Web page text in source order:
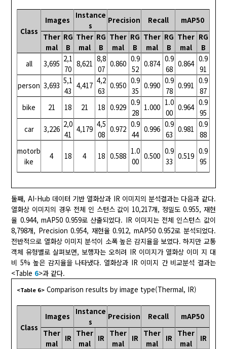
Class
Images
Instance
s
Precision Recall
mAP50
Ther
mal
RG
B
Ther
mal
RG
B
Ther
mal
RG
B
Ther
mal
RG
B
Ther
mal
RG
B
all
3,695
2,1
70
8,621
8,8
07
0.860
0.9
52
0.874
0.9
68
0.864
0.9
91
person 3,693
5,1
43
4,417
4,2
63
0.950
0.9
35
0.990
0.9
78
0.991
0.9
87
bike
21 18 21 18 0.929
0.9
28
1.000
1.0
00
0.964
0.9
95
car
3,226
2,0
41
4,179
4,5
08
0.972
0.9
44
0.996
0.9
63
0.981
0.9
88
motorb
ike
4 18 4 18 0.588
1.0
00
0.500
0.9
33
0.519
0.9
95
둘째, AI-Hub 데이터 기반 열화상과 IR 이미지의 분석결과는 다음과 같다.
열화상 이미지의 경우 전체 인 스턴스 값이 10,217개, 정밀도 0.955, 재현
율 0.944, mAP50 0.959로 산출되었다. IR 이미지는 전체 인스턴스 값이
8,798개, Precision 0.954, 재현율 0.912, mAP50 0.952로 분석되었다.
전반적으로 열화상 이미지 분석이 소폭 높은 감지율을 보였다. 하지만 교통
객체 유형별로 살펴보면, 보행자는 오히려 IR 이미지가 열화상 이미 지 대
비 5% 높은 감지율을 나타냈다. 열화상과 IR 이미지 간 비교분석 결과는
<Table 6>과 같다.
<Table 6> Comparison results by image type(Thermal, IR)
Class
Images
Instance
s
Precision Recall
mAP50
Ther
mal
IR
Ther
mal
IR
Ther
mal
IR
Ther
mal
IR
Ther
mal
IR